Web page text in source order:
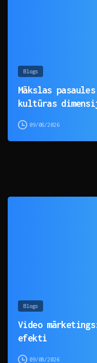
Blogs
Mākslas
kultūras
09/08/2026
Blogs
Video
efekti
09/08/2026